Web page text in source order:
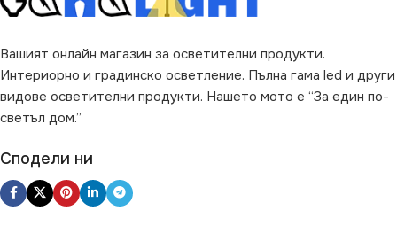
Вашият онлайн магазин за осветителни продукти.
Интериорно и градинско осветление. Пълна гама led и други
видове осветителни продукти. Нашето мото е “За един по-
светъл дом.”
Сподели ни